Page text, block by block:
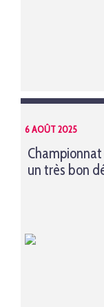
6 AOÛT 2025
un très bon